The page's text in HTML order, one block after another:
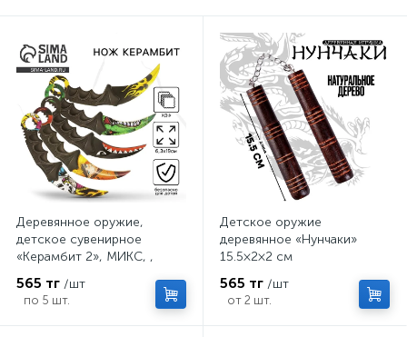
Деревянное оружие,
детское сувенирное
«Керамбит 2», МИКС, ,
565 тг /шт
по 5 шт.
Детское оружие
деревянное «Нунчаки»
15.5×2×2 см
565 тг /шт
от 2 шт.